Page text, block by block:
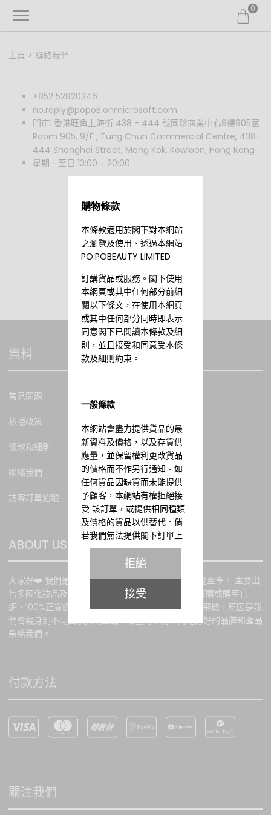
0
主頁 聯絡我們
+852 52820346
no.reply@popoB.onmicrosoft.com
門市: 香港旺角上海街 438 - 444 號同珍商業中心9樓905室
Room 905, 9/F , Tung Chun Commercial Centre, 438-
444 Shanghai Street, Mong Kok, Kowloon, Hong Kong
星期一至日 13:00 - 20:00
資料
常見問題
私隱政策
條款和細則
聯絡我們
訪客訂單追蹤
ABOUT US
大家好❤️ 我們是POPO.BEAUTY. 本公司由2015年經歷至今。 主要出
售多國化妝品及護膚品。 所有貨品均來自官方授權訂購或購至官
網，100%正貨絕不出售假貨。 我們的標誌上有一架飛機，原因是我
們會親身到不同國家採購產品，希望可以將不同地方好的品牌和產品
帶給我們。
付款方法
關注我們
購物條款
本條款適用於閣下對本網站
之瀏覽及使用、透過本網站
PO.POBEAUTY LIMITED
訂講貨品或服務。閣下使用
本網頁或其中任何部分前細
閱以下條文，在使用本網頁
或其中任何部分同時即表示
同意閣下已閱讀本條款及細
則，並且接受和同意受本條
款及細則約束。
一般條款
本網站會盡力提供貨品的最
新資料及價格，以及存貨供
應量，並保留權利更改貨品
的價格而不作另行通知。如
任何貨品因缺貨而未能提供
予顧客，本網站有權拒絕接
受 該訂單，或提供相同種類
及價格的貨品以供替代。倘
若我們無法提供閣下訂單上
的任何產品或服務，我們會
透過電話或電郵通知閣下。
購物條款
萬事達卡支付有關 款項。有
處理信用卡交易通道發生故
障時，本網站將不承擔任何
影響訂購，本網站恕不負
拒絕
接受